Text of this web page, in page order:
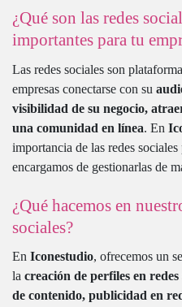
¿Qué son las redes
importantes para tu
Las redes sociales son
empresas conectarse con su
visibilidad de su negocio,
una comunidad en línea. En
importancia de las redes
encargamos de gestionarlas de
¿Qué hacemos en
sociales?
En Iconestudio, ofrecemos un
la creación de perfiles en
de contenido, publicidad en